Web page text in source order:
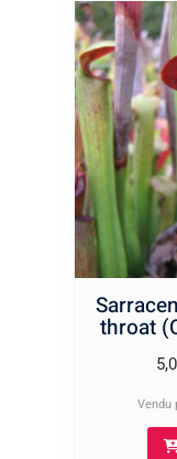
throat
Vendu